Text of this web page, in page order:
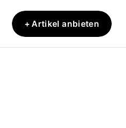
+ Artikel anbieten